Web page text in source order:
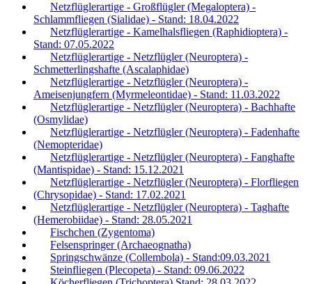
Netzflüglerartige - Großflügler (Megaloptera) -
Schlammfliegen (Sialidae) - Stand: 18.04.2022
Netzflüglerartige - Kamelhalsfliegen (Raphidioptera) -
Stand: 07.05.2022
Netzflüglerartige - Netzflügler (Neuroptera) -
Schmetterlingshafte (Ascalaphidae)
Netzflüglerartige - Netzflügler (Neuroptera) -
Ameisenjungfern (Myrmeleontidae) - Stand: 11.03.2022
Netzflüglerartige - Netzflügler (Neuroptera) - Bachhafte
(Osmylidae)
Netzflüglerartige - Netzflügler (Neuroptera) - Fadenhafte
(Nemopteridae)
Netzflüglerartige - Netzflügler (Neuroptera) - Fanghafte
(Mantispidae) - Stand: 15.12.2021
Netzflüglerartige - Netzflügler (Neuroptera) - Florfliegen
(Chrysopidae) - Stand: 17.02.2021
Netzflüglerartige - Netzflügler (Neuroptera) - Taghafte
(Hemerobiidae) - Stand: 28.05.2021
Fischchen (Zygentoma)
Felsenspringer (Archaeognatha)
Springschwänze (Collembola) - Stand:09.03.2021
Steinfliegen (Plecopeta) - Stand: 09.06.2022